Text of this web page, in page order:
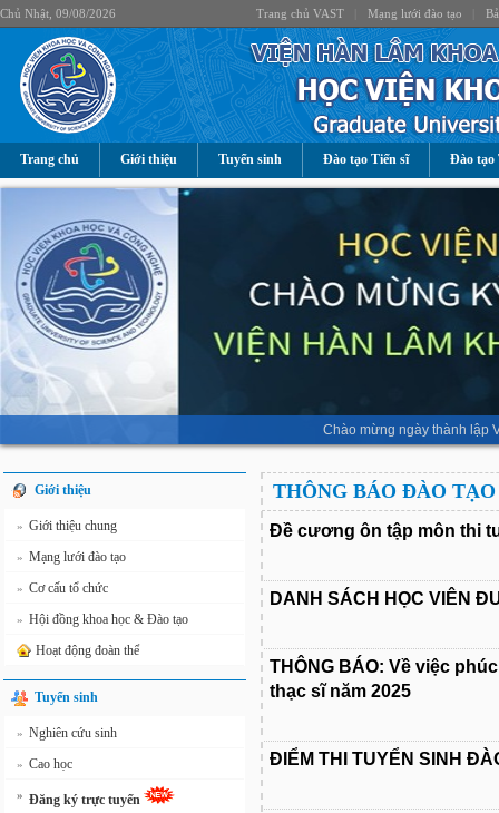
Chủ Nhật, 09/08/2026 Trang chủ VAST Mạng lưới đào tạo
Trang chủ Giới thiệu Tuyển sinh Đào tạo Tiến sĩ Đào tạo
Chào mừng ngày thành lập
Giới thiệu
» Giới thiệu chung
» Mạng lưới đào tạo
» Cơ cấu tổ chức
» Hội đồng khoa học & Đào tạo
Hoạt động đoàn thể
Tuyển sinh
» Nghiên cứu sinh
» Cao học
» Đăng ký trực tuyến
THÔNG BÁO ĐÀO
Đề cương ôn tập môn thi
DANH SÁCH HỌC VIÊN
THÔNG BÁO: Về việc
thạc sĩ năm 2025
ĐIỂM THI TUYỂN SINH